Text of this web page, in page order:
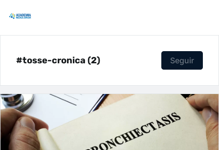
#tosse-cronica (2) Seguir